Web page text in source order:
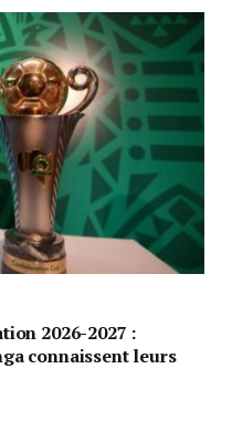
2026-2027 :
connaissent leurs